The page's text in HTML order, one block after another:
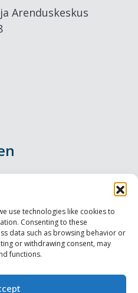
use technologies like cookies to
Consenting to these
data such as browsing behavior or
or withdrawing consent, may
functions.
Arenduskeskus